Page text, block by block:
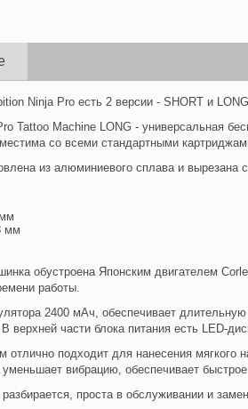
Ninja Pro есть 2 версии - SHORT и
Tattoo Machine LONG - универсальная
со всеми стандартными
из алюминиевого сплава и
мм
обустроена Японским двигателем
работы.
2400 мАч, обеспечивает
В верхней части блока питания есть LED-
подходит для нанесения мягкого
вибрацию, обеспечивает
проста в обслуживании и